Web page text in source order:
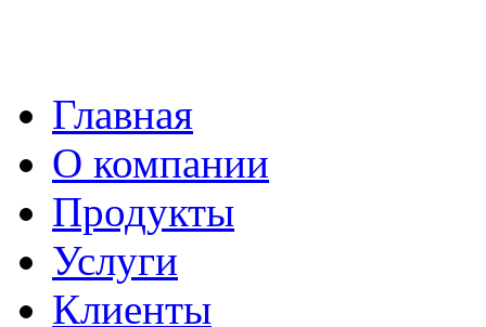
Главная
О компании
Продукты
Услуги
Клиенты